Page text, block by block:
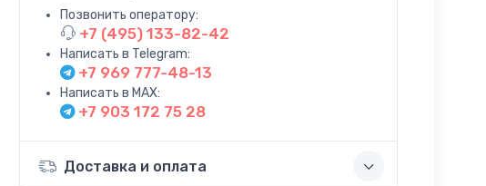
Позвонить оператору:
+7 (495) 133-82-42
Написать в Telegram:
+7 969 777-48-13
Написать в MAX:
+7 903 172 75 28
Доставка и оплата